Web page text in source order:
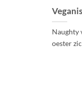
Naughty
oester